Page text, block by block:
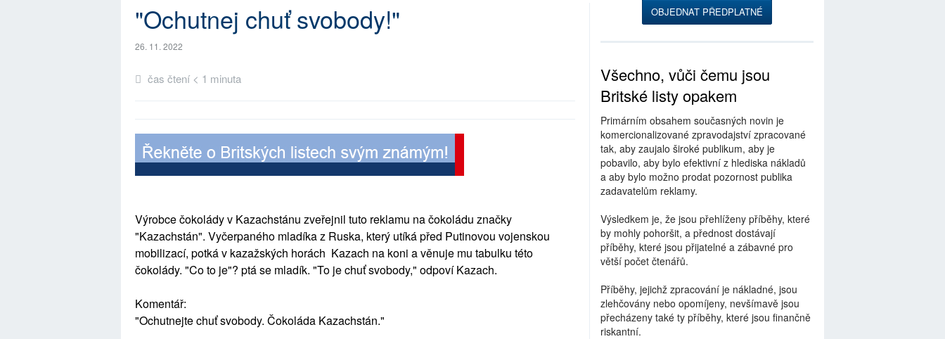
"Ochutnej chuť svobody!"
26. 11. 2022
čas čtení < 1 minuta
Výrobce čokolády v Kazachstánu zveřejnil tuto reklamu na čokoládu značky
"Kazachstán". Vyčerpaného mladíka z Ruska, který utíká před Putinovou vojenskou
mobilizací, potká v kazažských horách Kazach na koni a věnuje mu tabulku této
čokolády. "Co to je"? ptá se mladík. "To je chuť svobody," odpoví Kazach.
Komentář:
"Ochutnejte chuť svobody. Čokoláda Kazachstán."
OBJEDNAT PŘEDPLATNÉ
Všechno, vůči čemu jsou
Britské listy opakem
Primárním obsahem současných novin je
komercionalizované zpravodajství zpracované
tak, aby zaujalo široké publikum, aby je
pobavilo, aby bylo efektivní z hlediska nákladů
a aby bylo možno prodat pozornost publika
zadavatelům reklamy.
Výsledkem je, že jsou přehlíženy příběhy, které
by mohly pohoršit, a přednost dostávají
příběhy, které jsou přijatelné a zábavné pro
větší počet čtenářů.
Příběhy, jejichž zpracování je nákladné, jsou
zlehčovány nebo opomíjeny, nevšímavě jsou
přecházeny také ty příběhy, které jsou finančně
riskantní.